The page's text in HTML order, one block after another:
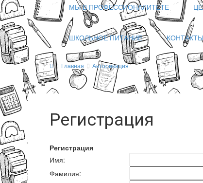
МЫ В ПРОФЕССИОНАЛИТЕТЕ
ШКОЛЬНОЕ ПИТАНИЕ КОНТАКТЫ
Главная Авторизация
Регистрация
Регистрация
Имя:
Фамилия: